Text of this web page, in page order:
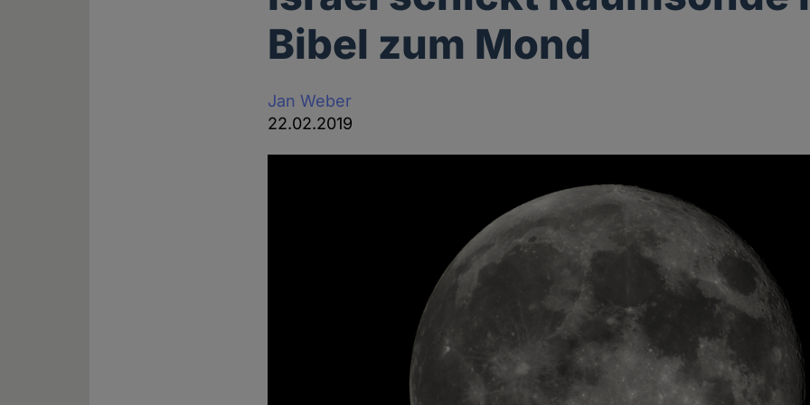
Bibel zum Mond
Jan Weber
22.02.2019